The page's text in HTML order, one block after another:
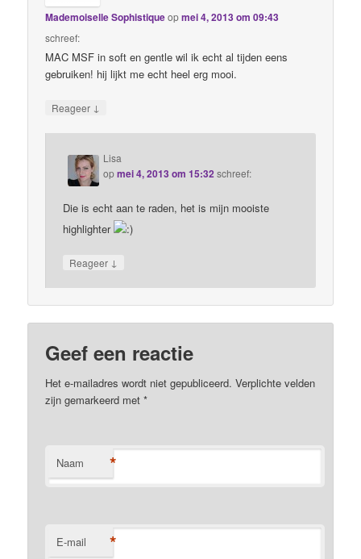
Mademoiselle Sophistiqueopmei 4, 2013 om 09:43
schreef:
MAC MSF in soft en gentle wil ik echt al tijden eens
gebruiken! hij lijkt me echt heel erg mooi.
Reageer ↓
Lisa
opmei 4, 2013 om 15:32schreef:
Die is echt aan te raden, het is mijn mooiste
highlighter
Reageer ↓
Geef een reactie
Het e-mailadres wordt niet gepubliceerd. Verplichte velden
zijn gemarkeerd met*
Naam *
E-mail *